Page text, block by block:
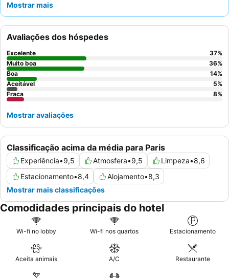
consistentemente o
considere solicitar um quarto num andar superior, pois muitos
oferecem vislumbres da Torre Eiffel.
Mostrar mais
Classificação acima da média para Paris
Experiência•9,5 Atmosfera•9,5 Limpeza•8,6
Estacionamento•8,4 Alojamento•8,3
Mostrar mais classificações
Avaliações dos hóspedes
Excelente 37%
Muito boa
36%
Boa
14%
Aceitável
5%
Fraca
8%
Mostrar avaliações
Comodidades principais do hotel
Wi-fi no lobby Wi-fi nos quartos Estacionamento
Aceita animais A/C Restaurante